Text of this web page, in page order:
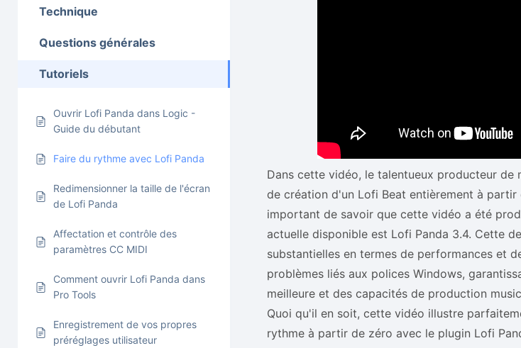
Technique
Questions générales
Tutoriels
Ouvrir Lofi Panda dans Logic -
Guide du débutant
Faire du rythme avec Lofi Panda
Redimensionner la taille de l'écran
de Lofi Panda
Affectation et contrôle des
paramètres CC MIDI
Comment ouvrir Lofi Panda dans
Pro Tools
Enregistrement de vos propres
préréglages utilisateur
Dans cette vidéo, le talentueux producteur
de création d'un Lofi Beat entièrement à partir
important de savoir que cette vidéo a été
actuelle disponible est Lofi Panda 3.4. Cette
substantielles en termes de performances et
problèmes liés aux polices Windows,
meilleure et des capacités de production
Quoi qu'il en soit, cette vidéo illustre
rythme à partir de zéro avec le plugin Lofi